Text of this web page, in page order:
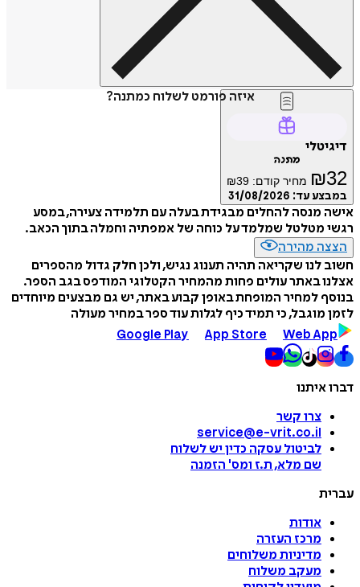
איזה פורמט לשלוח כמתנה?
דיגיטלי
מתנה
₪32 מחיר קודם: ₪39
במבצע עד: 31/08/2026
אישה מנסה להחלים מבגידת בעלה עם תלמידה צעירה, במסע
רגשי מטלטל שמלמד על כוחה של אמפתיה וחמלה בתוך הכאב.
הצצה מהירה
חשוב לנו שקריאה תהיה תענוג נגיש, ולכן חלק גדול מהספרים
אצלנו באתר עולים פחות מהמחיר הקטלוגי המודפס בגב הספר.
בנוסף למחיר המופחת באופן קבוע באתר, יש גם מבצעים מיוחדים
לזמן מוגבל, כי תמיד כיף לגלות עוד ספר במחיר מעולה
Google Play
App Store Web App
דברו איתנו
צרו קשר
service@e-vrit.co.il
לביטול עסקה כדין יש לשלוח
שם מלא, ת.ז ומס' הזמנה
עברית
אודות
מרכז העזרה
מדיניות משלוחים
מעקב משלוח